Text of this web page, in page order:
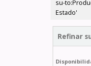
su-
Estado'
Refinar